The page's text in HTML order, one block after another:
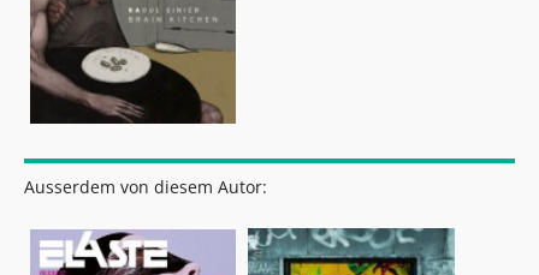
Ausserdem von diesem Autor: